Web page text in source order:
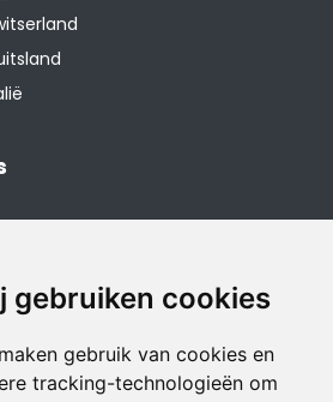
gebruiken cookies
gebruik van cookies en
tracking-technologieën om